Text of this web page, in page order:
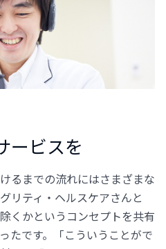
ービスを
るまでの流れにはさまざまな
リティ・ヘルスケアさんと
くかというコンセプトを共有
たです。「こういうことがで